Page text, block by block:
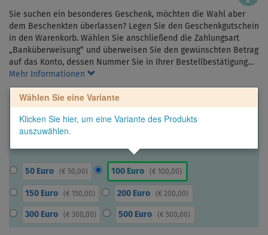
Sie suchen ein besonderes Geschenk, möchten die Wahl aber
dem Beschenkten überlassen? Legen Sie den Geschenkgutschein
in den Warenkorb. Wählen Sie anschließend die Zahlungsart
„Banküberweisung“ und überweisen Sie den gewünschten Betrag
auf das Konto, dessen Nummer Sie in Ihrer Bestellbestätigung…
Mehr Informationen
Wählen Sie eine Variante
Klicken Sie hier, um eine Variante des Produkts
auszuwählen.
50 Euro ( € 50,00) 100 Euro (€ 100,00)
150 Euro ( € 150,00) 200 Euro (€ 200,00)
300 Euro ( € 300,00) 500 Euro (€ 500,00)